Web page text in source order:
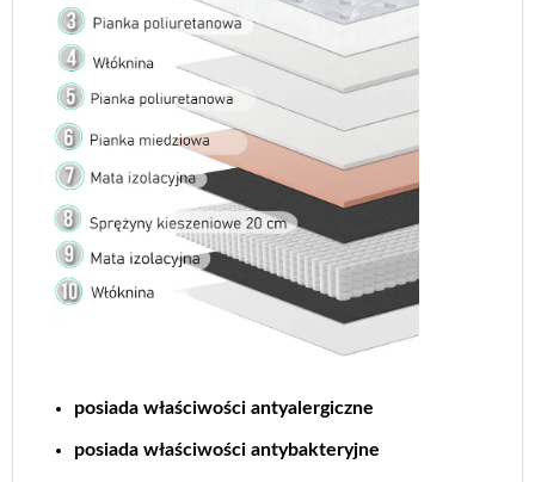
posiada właściwości antyalergiczne
posiada właściwości antybakteryjne